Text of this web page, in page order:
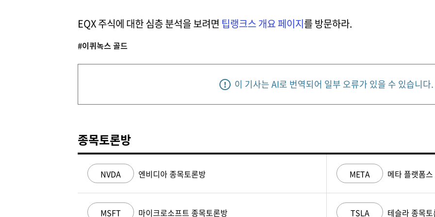
EQX 주식에 대한 심층 분석을 보려면 팁랭크스 개요 페이지를 방문하라.
#이퀴녹스 골드
이 기사는 AI로 번역되어 일부 오류가 있을 수 있습니다.
종목토론방
NVDA 엔비디아 종목토론방
MSFT 마이크로소프트 종목토론방
META 메타 플랫폼
TSLA 테슬라 종목